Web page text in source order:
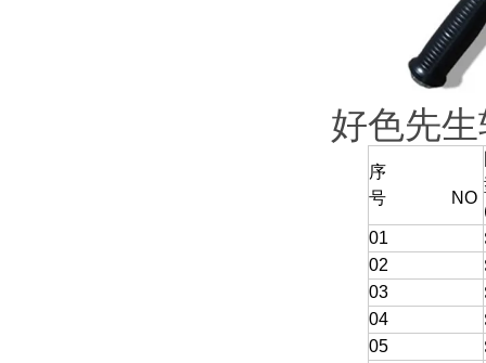
好色先
序
号 NO
01
02
03
04
05